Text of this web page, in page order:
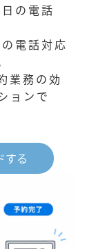
の電話
電話対応
業務の効
ョンで
する